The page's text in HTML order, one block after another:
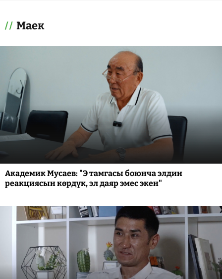
Маек
Академик Мусаев: "Э тамгасы боюнча элдин
реакциясын көрдүк, эл даяр эмес экен"